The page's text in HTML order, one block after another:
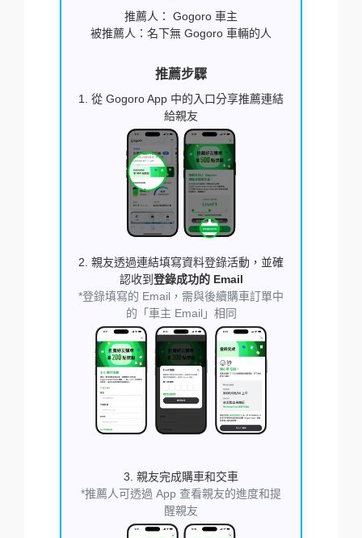
推薦人： Gogoro 車主
被推薦人：名下無 Gogoro 車輛的人
推薦步驟
1. 從 Gogoro App 中的入口分享推薦連結
給親友
2. 親友透過連結填寫資料登錄活動，並確
認收到 登錄成功的 Email
*登錄填寫的 Email，需與後續購車訂單中
的「車主 Email」相同
3. 親友完成購車和交車
*推薦人可透過 App 查看親友的進度和提
醒親友